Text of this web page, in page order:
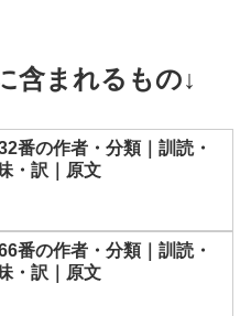
含まれるもの↓
番の作者・分類｜訓読・
・訳｜原文
番の作者・分類｜訓読・
・訳｜原文